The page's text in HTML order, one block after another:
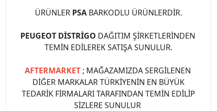
ÜRÜNLER PSA BARKODLU ÜRÜNLERDİR.
PEUGEOT DİSTRİGO DAĞITIM ŞİRKETLERİNDEN
TEMİN EDİLEREK SATIŞA SUNULUR.
AFTERMARKET ; MAĞAZAMIZDA SERGİLENEN
DİĞER MARKALAR TÜRKİYENİN EN BÜYÜK
TEDARİK FİRMALARI TARAFINDAN TEMİN EDİLİP
SİZLERE SUNULUR